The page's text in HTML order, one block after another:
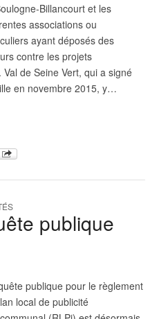
Billancourt et les
associations ou
ayant déposés des
contre les projets
Val de Seine Vert, qui a signé
en novembre 2015, y…
publique
publique pour le règlement
local de publicité